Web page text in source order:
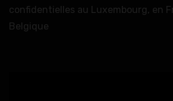
confidentielles au Luxembourg, en
Belgique